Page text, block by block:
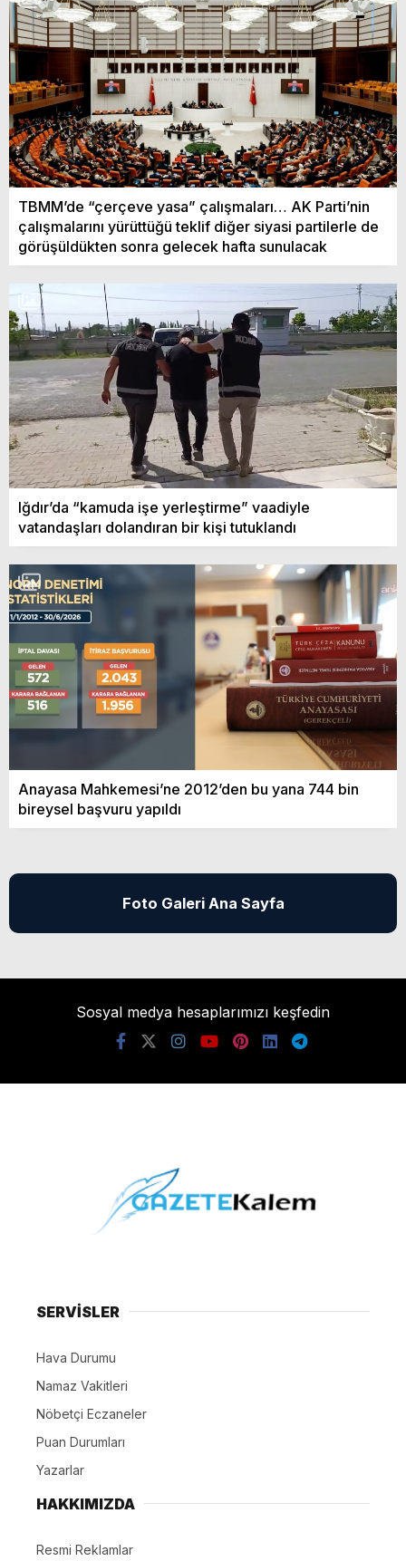
TBMM’de “çerçeve yasa” çalışmaları… AK Parti’nin
çalışmalarını yürüttüğü teklif diğer siyasi partilerle de
görüşüldükten sonra gelecek hafta sunulacak
Iğdır’da “kamuda işe yerleştirme” vaadiyle
vatandaşları dolandıran bir kişi tutuklandı
Anayasa Mahkemesi’ne 2012’den bu yana 744 bin
bireysel başvuru yapıldı
Foto Galeri Ana Sayfa
Sosyal medya hesaplarımızı keşfedin
SERVİSLER
Hava Durumu
Namaz Vakitleri
Nöbetçi Eczaneler
Puan Durumları
Yazarlar
HAKKIMIZDA
Resmi Reklamlar